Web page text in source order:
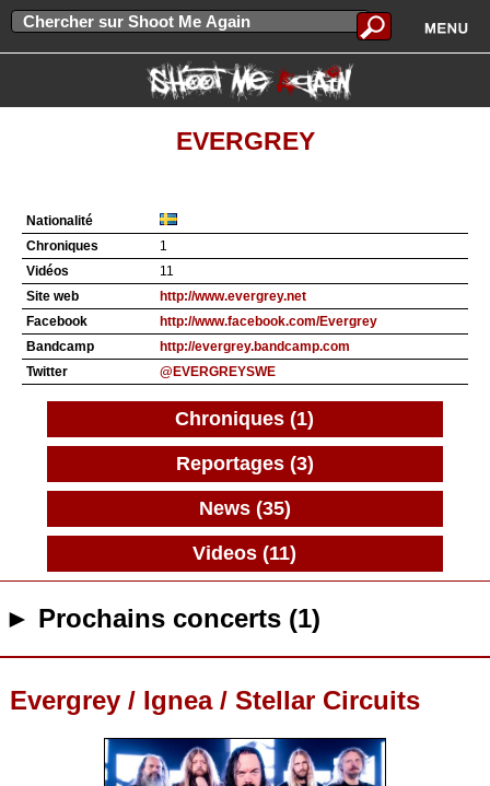
EVERGREY
Nationalité
Chroniques
1
Vidéos
11
Site web
http://www.evergrey.net
Facebook
http://www.facebook.com/Evergrey
Bandcamp
http://evergrey.bandcamp.com
Twitter
@EVERGREYSWE
Chroniques (1)
Reportages (3)
News (35)
Videos (11)
► Prochains concerts (1)
Evergrey / Ignea / Stellar Circuits